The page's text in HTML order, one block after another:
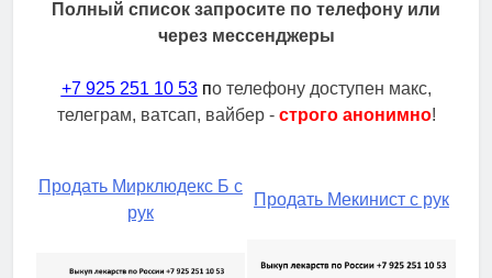
Полный список запросите по телефону или
через мессенджеры
+7 925 251 10 53по телефону доступен макс,
телеграм, ватсап, вайбер - строго анонимно!
Продать Мирклюдекс Б с
рук
Продать Мекинист с рук